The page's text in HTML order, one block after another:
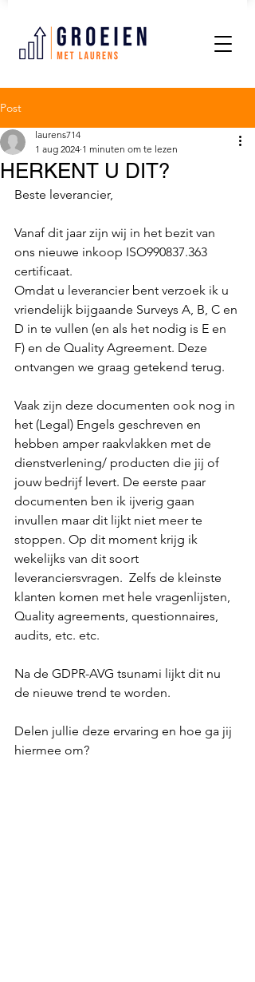
Post
HERKENT U DIT?
laurens714
1 aug 2024 1 minuten om te lezen
Beste leverancier,
Vanaf dit jaar zijn wij in het bezit van
ons nieuwe inkoop ISO990837.363
certificaat.
Omdat u leverancier bent verzoek ik u
vriendelijk bijgaande Surveys A, B, C en
D in te vullen (en als het nodig is E en
F) en de Quality Agreement. Deze
ontvangen we graag getekend terug.
Vaak zijn deze documenten ook nog in
het (Legal) Engels geschreven en
hebben amper raakvlakken met de
dienstverlening/ producten die jij of
jouw bedrijf levert. De eerste paar
documenten ben ik ijverig gaan
invullen maar dit lijkt niet meer te
stoppen. Op dit moment krijg ik
wekelijks van dit soort
leveranciersvragen.  Zelfs de kleinste
klanten komen met hele vragenlijsten,
Quality agreements, questionnaires,
audits, etc. etc.
Na de GDPR-AVG tsunami lijkt dit nu
de nieuwe trend te worden.
Delen jullie deze ervaring en hoe ga jij
hiermee om?